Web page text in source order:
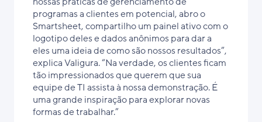
programas a clientes em potencial, abro o
Smartsheet, compartilho um painel ativo com o
logotipo deles e dados anônimos para dar a
eles uma ideia de como são nossos resultados”,
explica Valigura. “Na verdade, os clientes ficam
tão impressionados que querem que sua
equipe de TI assista à nossa demonstração. É
uma grande inspiração para explorar novas
formas de trabalhar.”